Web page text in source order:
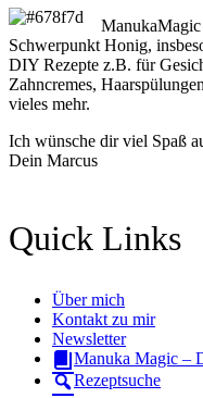
Schwerpunkt Honig,
DIY Rezepte z.B. für
Zahncremes,
vieles mehr.
Ich wünsche dir viel Spaß
Dein Marcus
Quick Links
Über mich
Kontakt zu mir
Newsletter
Manuka Magic –
Rezeptsuche